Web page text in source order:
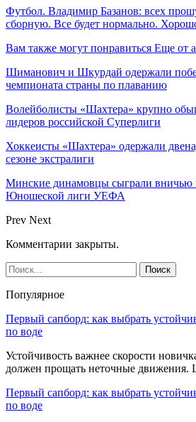
Футбол. Владимир Базанов: всех
сборную. Все будет нормально.
Вам также могут понравиться Еще от
Шиманович и Шкурдай одержали
чемпионата страны по плаванию
Волейболисты «Шахтера» крупно
лидеров российской Суперлиги
Хоккеисты «Шахтера» одержали
сезоне экстралиги
Минские динамовцы сыграли вничью
Юношеской лиги УЕФА
Prev Next
Комментарии закрыты.
Популярное
Первый сапборд: как выбрать
по воде
Устойчивость важнее скорости
должен прощать неточные движения.
Первый сапборд: как выбрать
по воде